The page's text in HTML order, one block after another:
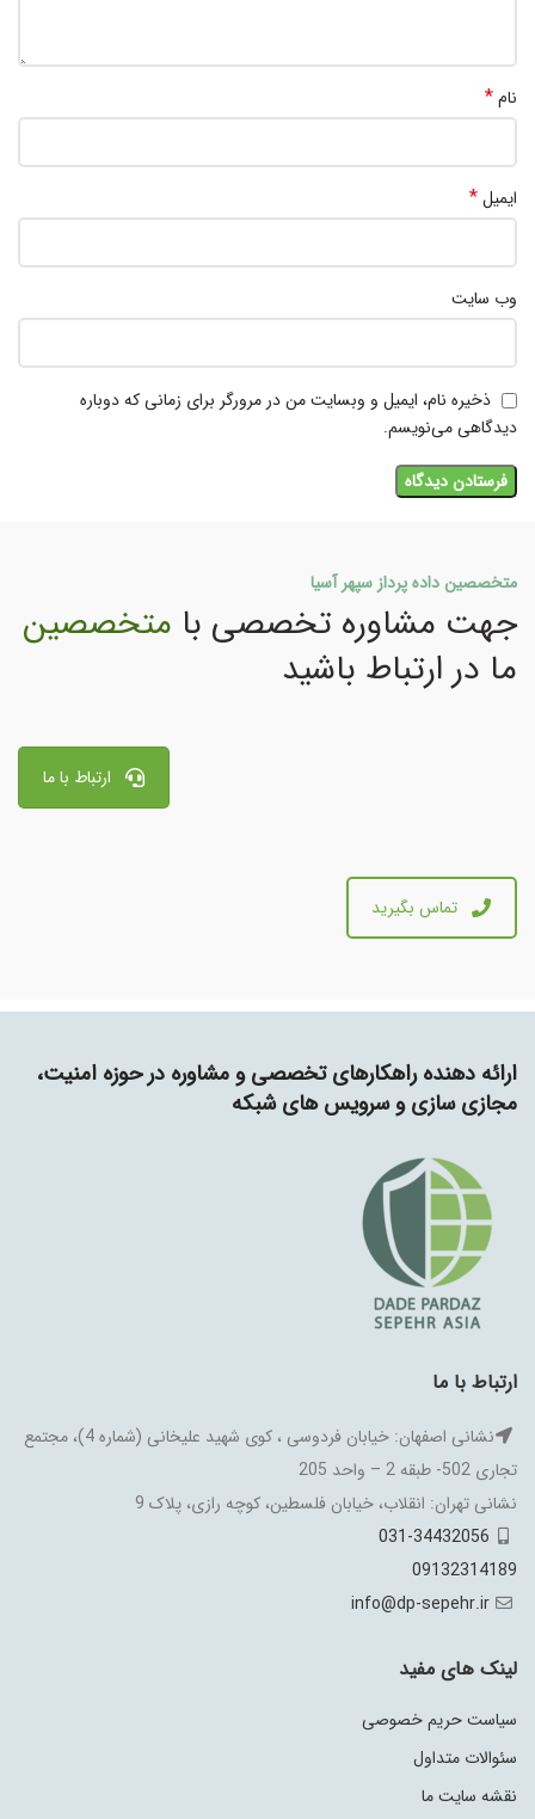
نام*
ایمیل*
وب‌ سایت
ذخیره نام، ایمیل و وبسایت من در مرورگر برای زمانی که دوباره
دیدگاهی می‌نویسم.
متخصصین داده پرداز سپهر آسیا
جهت مشاوره تخصصی با متخصصین
ما در ارتباط باشید
ارتباط با ما
تماس بگیرید
ارائه دهنده راهکارهای تخصصی و مشاوره در حوزه امنیت،
مجازی سازی و سرویس های شبکه
ارتباط با ما
نشانی اصفهان: خیابان فردوسی ، کوی شهید علیخانی (شماره 4)، مجتمع
تجاری 502- طبقه 2 – واحد 205
نشانی تهران: انقلاب، خیابان فلسطین، کوچه رازی، پلاک 9
031-34432056
09132314189
info@dp-sepehr.ir
لینک های مفید
سیاست حریم خصوصی
سئوالات متداول
نقشه سایت ما